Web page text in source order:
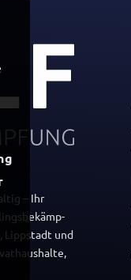
– Ihr
Lipp­stadt und